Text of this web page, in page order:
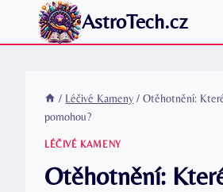
Přeskočit
AstroTech.cz
/ Léčivé Kameny / Otěhotnění:
pomohou?
LÉČIVÉ KAMENY
Otěhotnění: